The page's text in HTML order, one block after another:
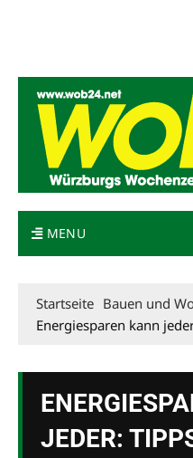
MENU
Startseite Bauen und
Energiesparen kann
JEDER: